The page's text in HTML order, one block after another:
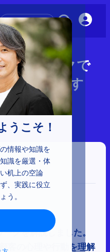
うこそ！
情報や知識を
識を厳選・体
机上の空論
、実践に役立
う。
初めての方へ
ームワークで
上を目指す
クを解説しました。
客の心理や行動を理解